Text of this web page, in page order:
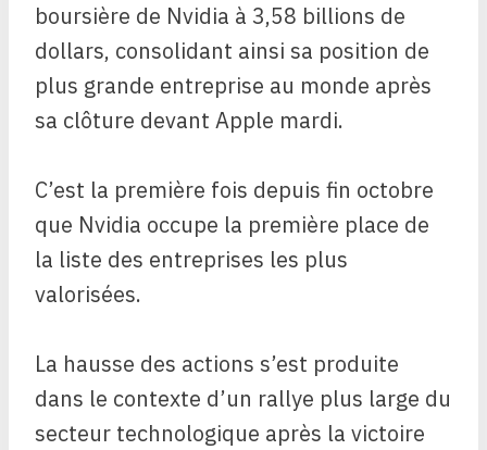
boursière de Nvidia à 3,58 billions de
dollars, consolidant ainsi sa position de
plus grande entreprise au monde après
sa clôture devant Apple mardi.
C’est la première fois depuis fin octobre
que Nvidia occupe la première place de
la liste des entreprises les plus
valorisées.
La hausse des actions s’est produite
dans le contexte d’un rallye plus large du
secteur technologique après la victoire